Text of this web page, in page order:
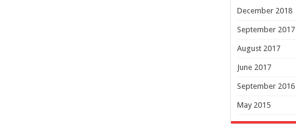
December 2018
September 2017
August 2017
June 2017
September 2016
May 2015